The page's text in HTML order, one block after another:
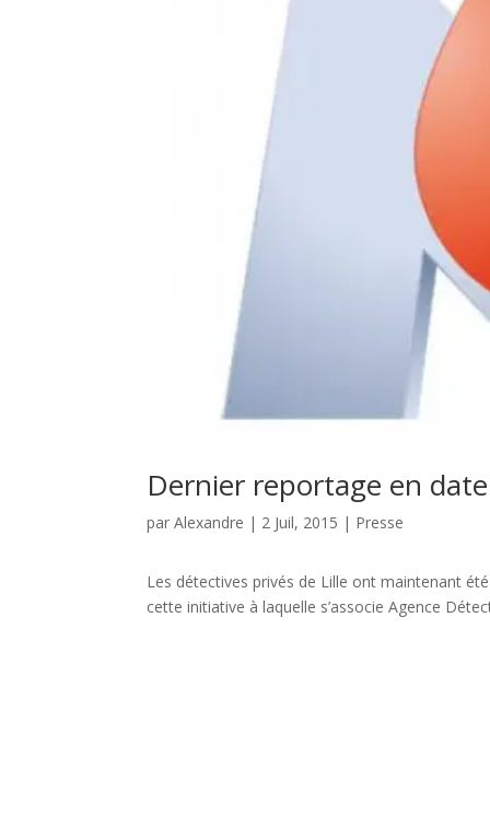
Dernier reportage en
parAlexandre | 2 Juil, 2015 | Presse
Les détectives privés de Lille ont maintenant
cette initiative à laquelle s’associe Agence